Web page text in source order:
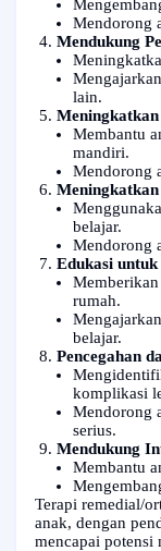
Mendorong
Mendukung
lain.
Membantu
mandiri.
Mendorong
belajar.
Mendorong
Edukasi untuk
rumah.
belajar.
Pencegahan
komplikasi
Mendorong
serius.
Mendukung
Membantu
Terapi remedial/
anak, dengan
mencapai potensi